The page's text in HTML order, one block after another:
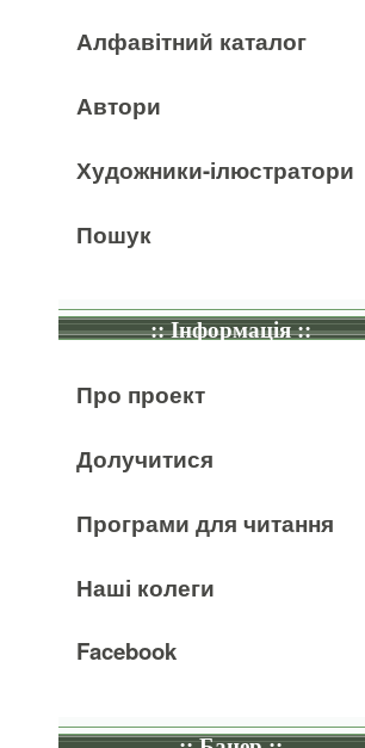
Алфавітний каталог
Автори
Художники-ілюстратори
Пошук
:: Інформація ::
Про проект
Долучитися
Програми для читання
Наші колеги
Facebook